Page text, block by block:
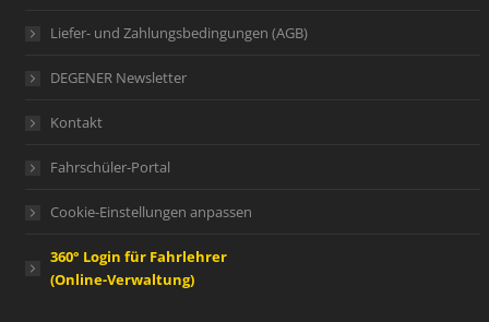
Liefer- und Zahlungsbedingungen (AGB)
DEGENER Newsletter
Kontakt
Fahrschüler-Portal
Cookie-Einstellungen anpassen
360° Login für Fahrlehrer
(Online-Verwaltung)